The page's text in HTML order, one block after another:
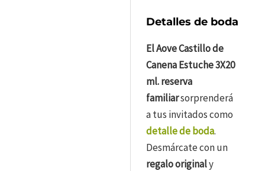
Detalles de boda
El Aove Castillo de
Canena Estuche 3X20
ml. reserva
familiarsorprenderá
a tus invitados como
detalle de boda.
Desmárcate con un
regalo originaly